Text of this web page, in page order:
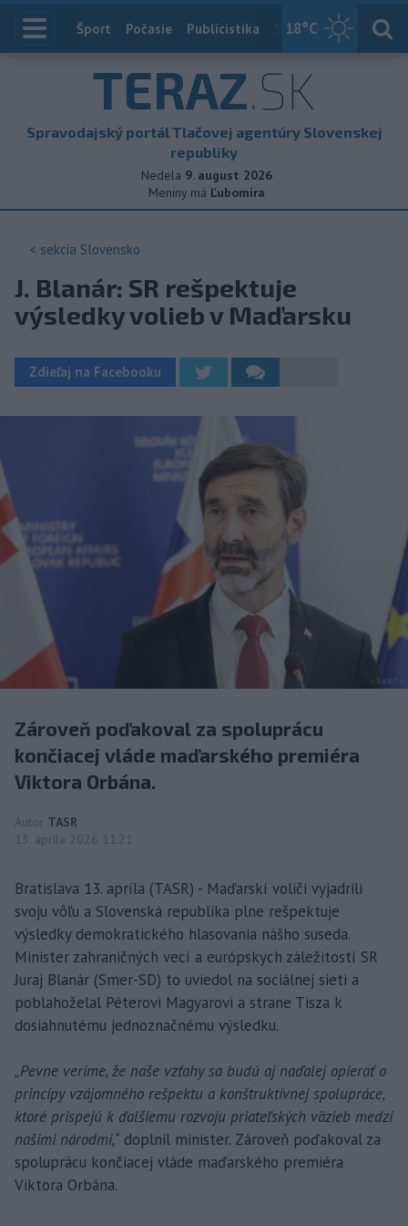
18°C
Index
Šport Počasie Publicistika Slovensko
TERAZ.SK
Spravodajský portál Tlačovej agentúry Slovenskej
republiky
Nedela 9. august 2026
Meniny má Ľubomíra
< sekcia Slovensko
J. Blanár: SR rešpektuje
výsledky volieb v Maďarsku
Zdieľaj na Facebooku
Zároveň poďakoval za spoluprácu
končiacej vláde maďarského premiéra
Viktora Orbána.
Autor TASR
13. apríla 2026 11:21
Bratislava 13. apríla (TASR) - Maďarskí voliči vyjadrili
svoju vôľu a Slovenská republika plne rešpektuje
výsledky demokratického hlasovania nášho suseda.
Minister zahraničných vecí a európskych záležitostí SR
Juraj Blanár (Smer-SD) to uviedol na sociálnej sieti a
poblahoželal Péterovi Magyarovi a strane Tisza k
dosiahnutému jednoznačnému výsledku.
„Pevne veríme, že naše vzťahy sa budú aj naďalej opierať o
princípy vzájomného rešpektu a konštruktívnej spolupráce,
ktoré prispejú k ďalšiemu rozvoju priateľských väzieb medzi
našimi národmi,“ doplnil minister. Zároveň poďakoval za
spoluprácu končiacej vláde maďarského premiéra
Viktora Orbána.